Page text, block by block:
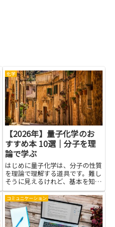
化学
【2026年】量子化学のお
すすめ本 10選｜分子を理
論で学ぶ
はじめに量子化学は、分子の性質
を理論で理解する道具です。難し
そうに見えるけれど、基本を知る
と分子がどう動くか、どんな反応
が起こるかを予測する力がつきま
す。この記事では、分子の振る舞
いを数字と式で説明する本を紹介
します。読んでいくと、なぜ光
コミュニケーション